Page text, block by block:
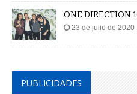
ONE DIRECTION
23 de julio de 2020 |
PUBLICIDADES